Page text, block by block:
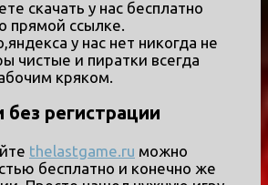
скачать у нас бесплатно
прямой ссылке.
у нас нет никогда не
чистые и пиратки всегда
кряком.
без регистрации
thelastgame.ru можно
бесплатно и конечно же